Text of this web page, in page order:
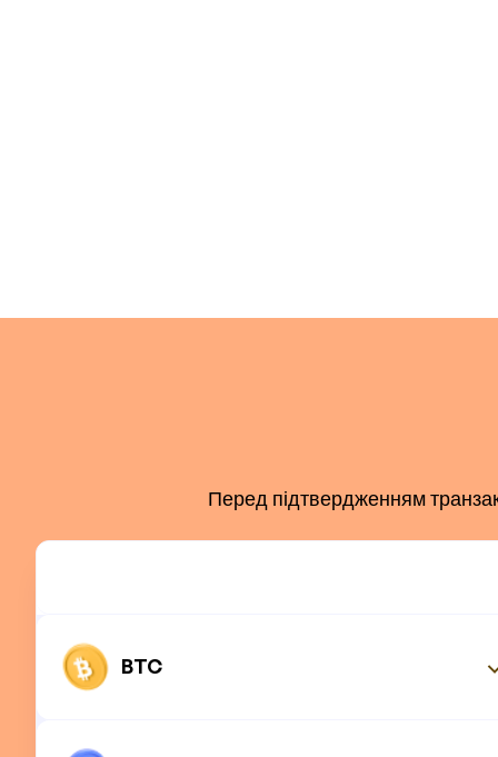
Перед підтвердженням
BTC